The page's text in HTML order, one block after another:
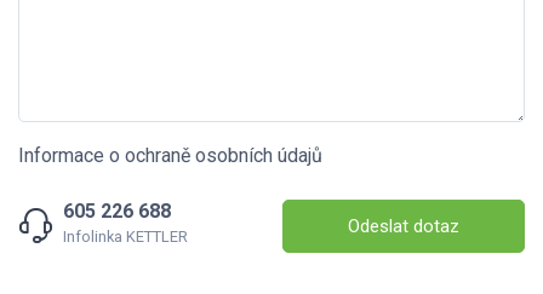
Informace o ochraně osobních údajů
605 226 688
Infolinka KETTLER Odeslat dotaz